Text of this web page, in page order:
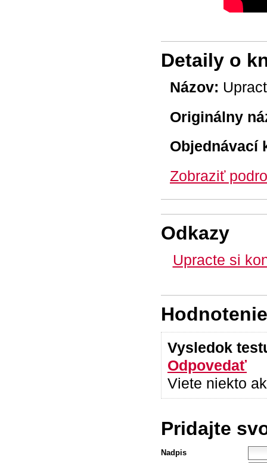
Detaily o
Názov:
Originálny
Objednávací
Zobraziť
Odkazy
Upracte si
Vysledok
Odpovedať
Viete niekto
Pridajte
Nadpis